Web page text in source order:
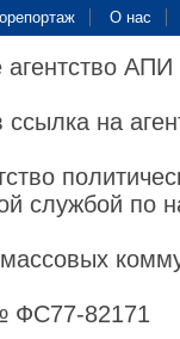
О нас
на
службой по
ФС77-82171